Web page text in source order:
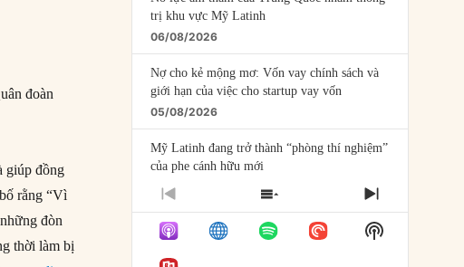
đoàn
giúp đồng
rằng “Vì
đòn
thời làm bị
trị khu vực Mỹ Latinh
06/08/2026
Nợ cho kẻ mộng mơ: Vốn vay chính sách và
giới hạn của việc cho startup vay vốn
05/08/2026
Mỹ Latinh đang trở thành “phòng thí nghiệm”
của phe cánh hữu mới
04/08/2026
Tại sao Trung Quốc phủ nhận cuộc gặp với
Ngoại trưởng Nhật Bản?
04/08/2026
PREVIOUS
EPISODE
SHOW
EPISODES
LIST
NEXT
EPISODE
Show
Podcast